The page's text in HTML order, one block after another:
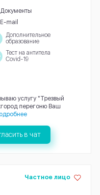
Документы
E-mail
Дополнительное
образование
Тест на антитела
Covid-19
услугу "Трезвый
перегоню Ваш
в чат
Частное лицо